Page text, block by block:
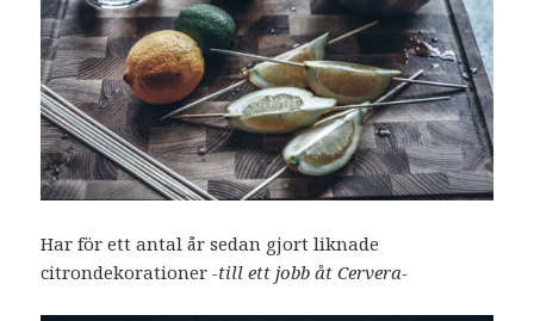
Har för ett antal år sedan gjort liknade
citrondekorationer -till ett jobb åt Cervera-